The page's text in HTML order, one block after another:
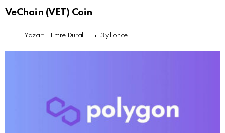
VeChain (VET) Coin
Yazar: Emre Duralı 3 yıl önce